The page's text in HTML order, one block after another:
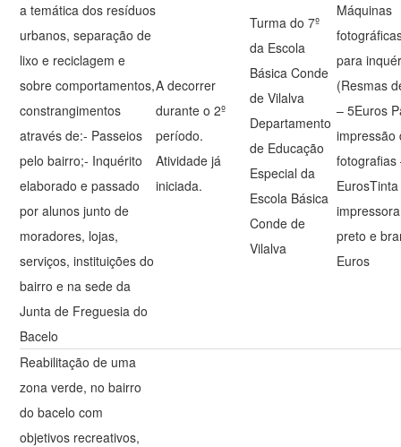
a temática dos resíduos
urbanos, separação de
lixo e reciclagem e
sobre comportamentos,
constrangimentos
através de:- Passeios
pelo bairro;- Inquérito
elaborado e passado
por alunos junto de
moradores, lojas,
serviços, instituições do
bairro e na sede da
Junta de Freguesia do
Bacelo
A decorrer
durante o 2º
período.
Atividade já
iniciada.
Turma do 7º
da Escola
Básica Conde
de Vilalva
Departamento
de Educação
Especial da
Escola Básica
Conde de
Vilalva
Máquinas
para
(Resmas
– 5Euros
impressão
fotografias
preto e
Euros
Reabilitação de uma
zona verde, no bairro
do bacelo com
objetivos recreativos,